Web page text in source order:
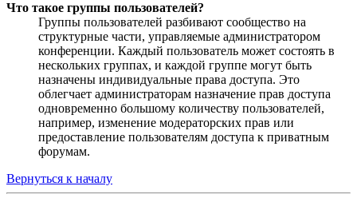
Что такое группы пользователей?
Группы пользователей разбивают сообщество на
структурные части, управляемые администратором
конференции. Каждый пользователь может состоять в
нескольких группах, и каждой группе могут быть
назначены индивидуальные права доступа. Это
облегчает администраторам назначение прав доступа
одновременно большому количеству пользователей,
например, изменение модераторских прав или
предоставление пользователям доступа к приватным
форумам.
Вернуться к началу